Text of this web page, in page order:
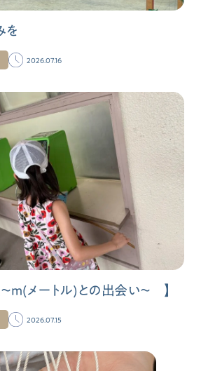
を
2026.07.16
m(メートル)との出会い〜 】
2026.07.15